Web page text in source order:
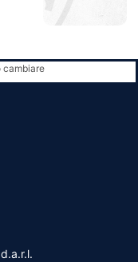
cambiare